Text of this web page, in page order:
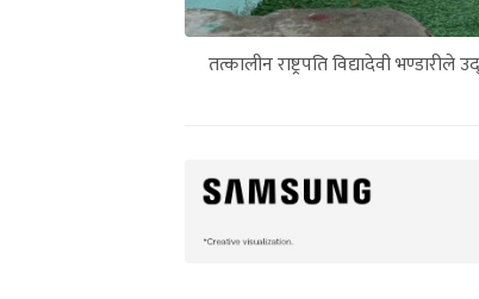
तत्कालीन राष्ट्रपति विद्यादेवी